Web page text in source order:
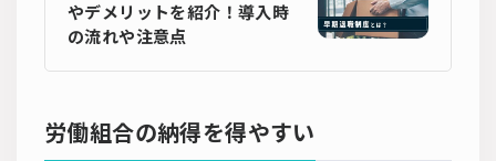
やデメリットを紹介！導入時
の流れや注意点
労働組合の納得を得やすい